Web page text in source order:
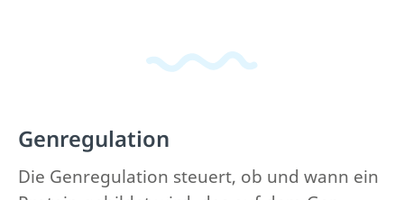
Genregulation
Die Genregulation steuert, ob und wann ein